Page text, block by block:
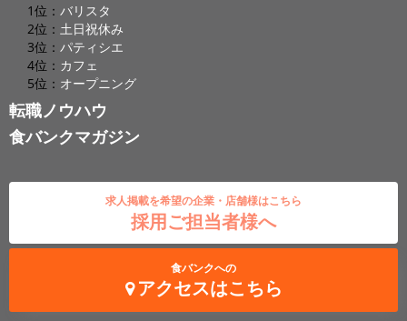
1位： バリスタ
2位： 土日祝休み
3位： パティシエ
4位： カフェ
5位： オープニング
転職ノウハウ
食バンクマガジン
求人掲載を希望の企業・店舗様はこちら
採用ご担当者様へ
食バンクへの
アクセスはこちら